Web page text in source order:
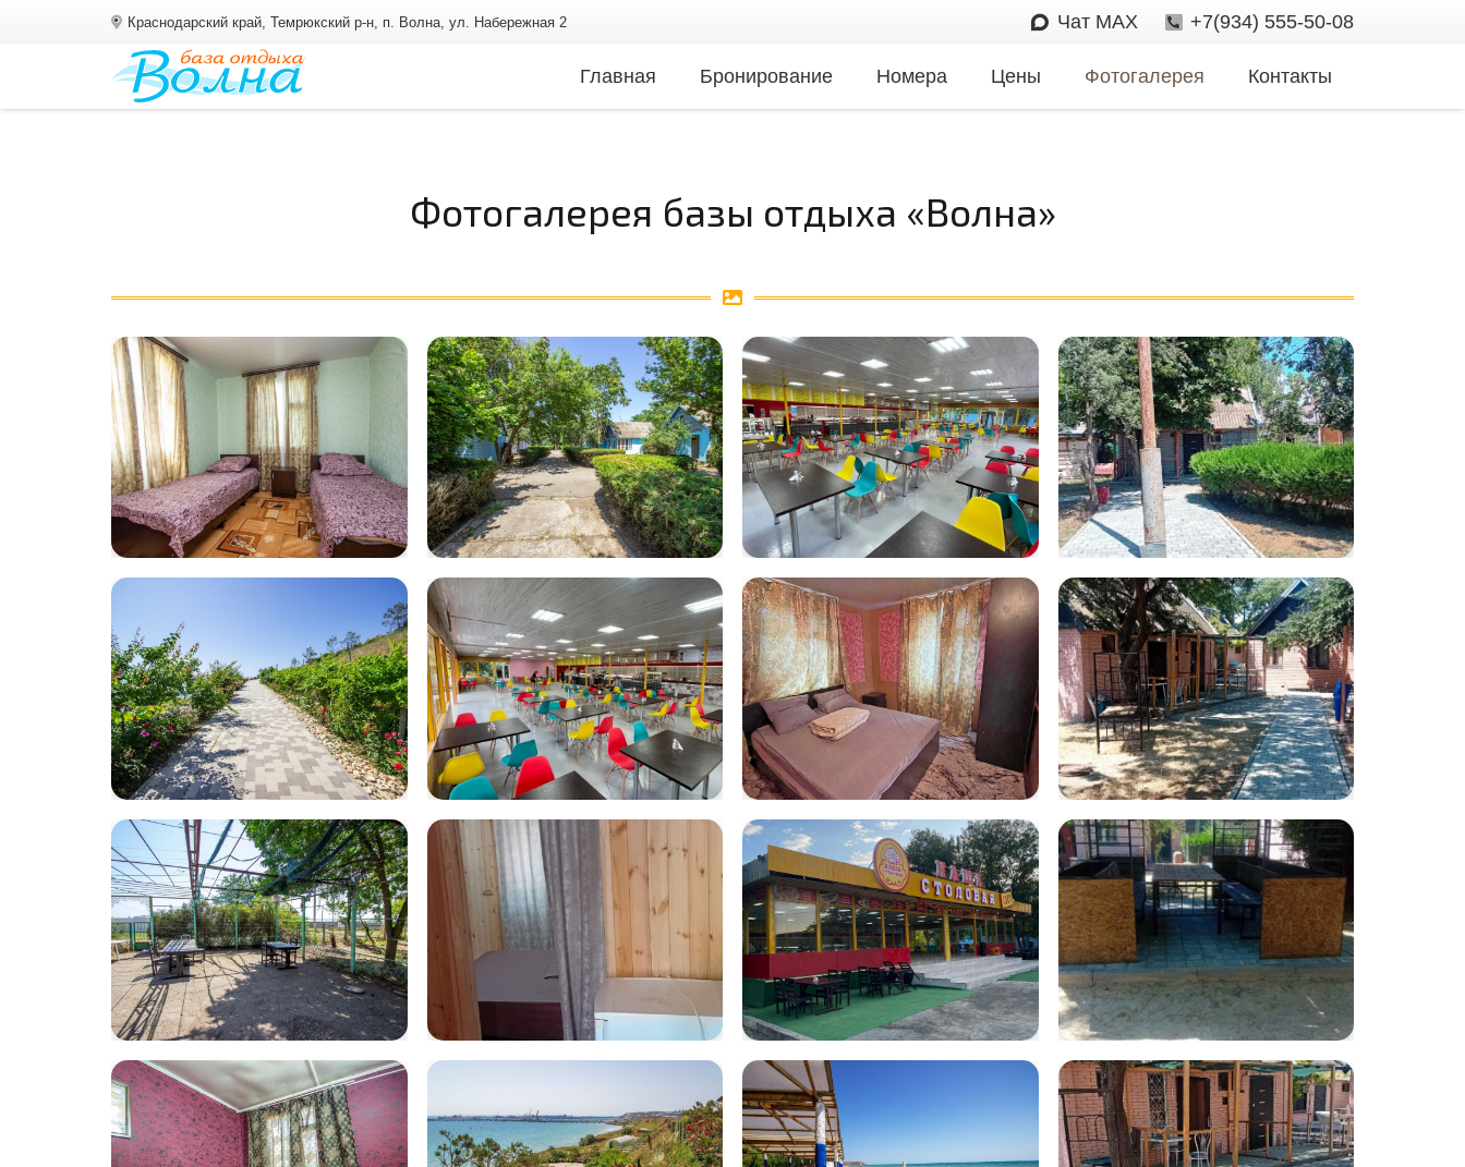
Краснодарский край, Темрюкский р-н, п. Волна, ул. Набережная 2 Чат MAX +7(934) 555-50-08
Главная Бронирование Номера Цены Фотогалерея Контакты
Фотогалерея базы отдыха «Волна»
volna14 volna01
IMG-20230713-
WA0013
WhatsApp Image
2025-07-21 at
12.32.14
volna43
IMG-20230713-
WA0017
z4
WhatsApp Image
2025-07-22 at
11.52.55
volna16
WhatsApp Image
2025-07-21 at
12.31.01
IMG-20230713-
WA0010
WhatsApp Image
2025-07-25 at
12.02.39